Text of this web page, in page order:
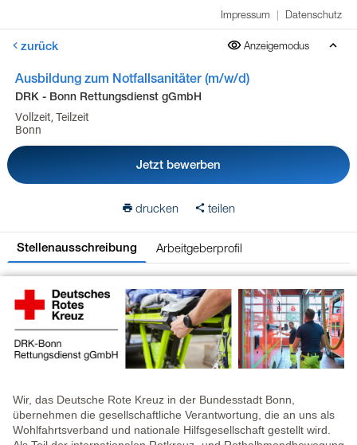
Impressum | Datenschutz
zurück Anzeigemodus
Ausbildung zum Notfallsanitäter (m/w/d)
DRK - Bonn Rettungsdienst gGmbH
Vollzeit, Teilzeit
Bonn
Jetzt bewerben
drucken teilen
Stellenausschreibung Arbeitgeberprofil